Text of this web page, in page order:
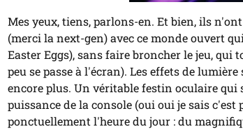
Mes yeux, tiens, parlons-en. Et bien, ils
(merci la next-gen) avec ce monde ouvert
Easter Eggs), sans faire broncher le jeu, qui
peu se passe à l'écran). Les effets de
encore plus. Un véritable festin oculaire qui
puissance de la console (oui oui je sais c'est
ponctuellement l'heure du jour : du